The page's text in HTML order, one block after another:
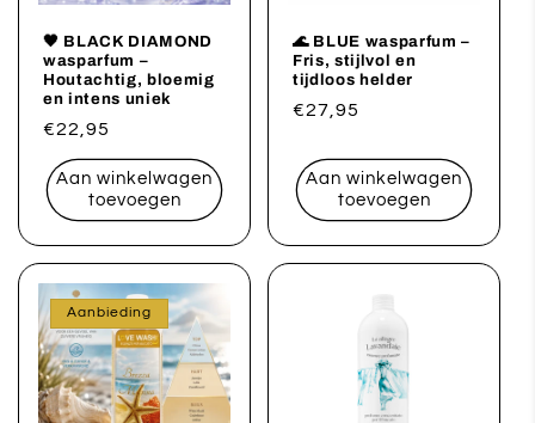
🖤 BLACK DIAMOND
wasparfum –
Houtachtig, bloemig
en intens uniek
Normale
prijs
€22,95
Aan winkelwagen
toevoegen
🌊 BLUE wasparfum –
Fris, stijlvol en
tijdloos helder
Normale
€27,95
Aan winkelwagen
toevoegen
Aanbieding